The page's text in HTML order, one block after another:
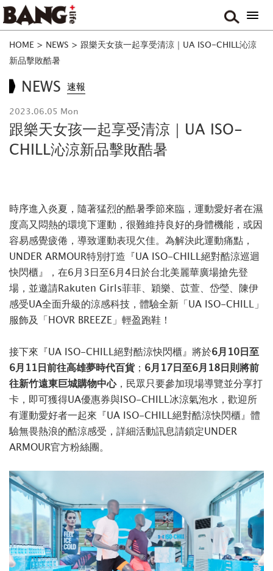
HOME > NEWS > 跟樂天女孩一起享受清涼｜UA ISO-CHILL沁涼
新品擊敗酷暑
NEWS 速報
2023.06.05 Mon
跟樂天女孩一起享受清涼｜UA ISO-
CHILL沁涼新品擊敗酷暑
時序進入炎夏，隨著猛烈的酷暑季節來臨，運動愛好者在濕
度高又悶熱的環境下運動，很難維持良好的身體機能，或因
容易感覺疲倦，導致運動表現欠佳。為解決此運動痛點，
UNDER ARMOUR特別打造『UA ISO-CHILL絕對酷涼巡迴
快閃櫃』，在6月3日至6月4日於台北美麗華廣場搶先登
場，並邀請Rakuten Girls菲菲、穎樂、苡萱、岱瑩、陳伊
感受UA全面升級的涼感科技，體驗全新「UA ISO-CHILL」
服飾及「HOVR BREEZE」輕盈跑鞋！
接下來『UA ISO-CHILL絕對酷涼快閃櫃』將於6月10日至
6月11日前往高雄夢時代百貨； 6月17日至6月18日則將前
往新竹遠東巨城購物中心，民眾只要參加現場導覽並分享打
卡，即可獲得UA優惠券與ISO-CHILL冰涼氣泡水，歡迎所
有運動愛好者一起來『UA ISO-CHILL絕對酷涼快閃櫃』體
驗無畏熱浪的酷涼感受，詳細活動訊息請鎖定UNDER
ARMOUR官方粉絲團。